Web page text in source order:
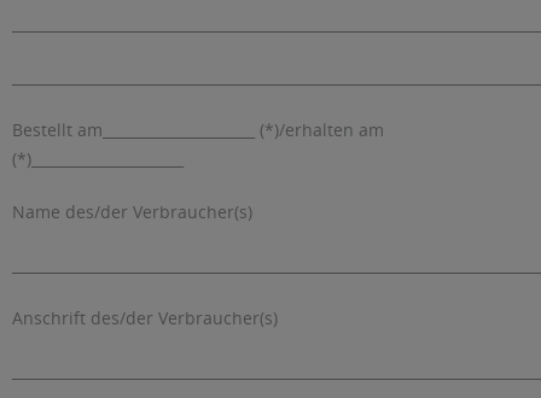
Bestellt am_____________________ (*)/erhalten am
(*)_____________________
Name des/der Verbraucher(s)
Anschrift des/der Verbraucher(s)